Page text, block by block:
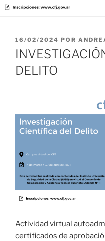
PUBLICADO
EL
16/02/2024 POR
DELITO
Actividad virtual
certificados de